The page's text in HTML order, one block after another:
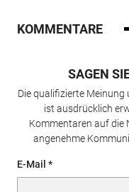
KOMMENTARE
SAGEN
Die qualifizierte Meinung
ist ausdrücklich
Kommentaren auf die
angenehme
E-Mail